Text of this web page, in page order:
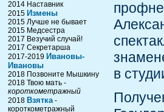
2014 Наставник
2015 Измены
2015 Лучше не бывает
2015 Медсестра
2017 Везучий случай!
2017 Секретарша
2017-2019 Ивановы-
Ивановы
2018 Позвоните Мышкину
2018 Твою мать -
короткометражный
2018 Взятка-
короткометражный
в